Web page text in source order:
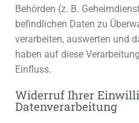
Behörden (z. B.
befindlichen Daten zu
verarbeiten, auswerten und
haben auf diese
Einfluss.
Widerruf Ihrer
Datenverarbeitung